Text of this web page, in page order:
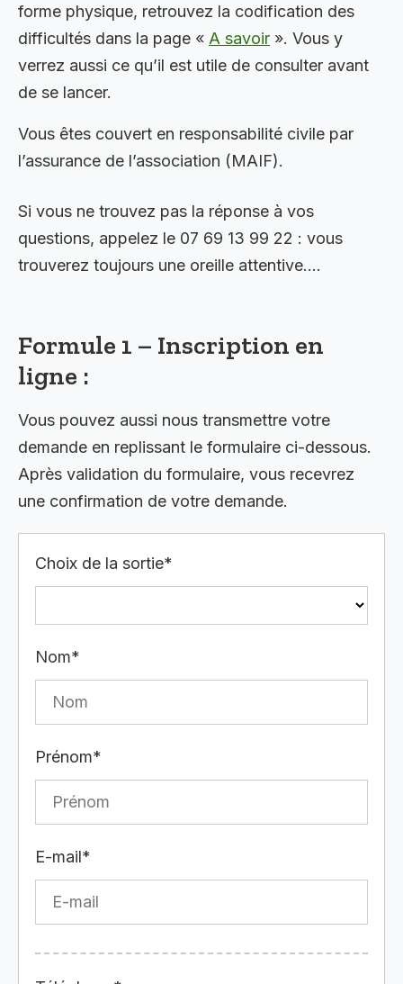
forme physique, retrouvez la codification des
difficultés dans la page « A savoir ». Vous y
verrez aussi ce qu’il est utile de consulter avant
de se lancer.
Vous êtes couvert en responsabilité civile par
l’assurance de l’association (MAIF).
Si vous ne trouvez pas la réponse à vos
questions, appelez le 07 69 13 99 22 : vous
trouverez toujours une oreille attentive….
Formule 1 – Inscription en
ligne :
Vous pouvez aussi nous transmettre votre
demande en replissant le formulaire ci-dessous.
Après validation du formulaire, vous recevrez
une confirmation de votre demande.
Choix de la sortie*
Nom*
Prénom*
E-mail*